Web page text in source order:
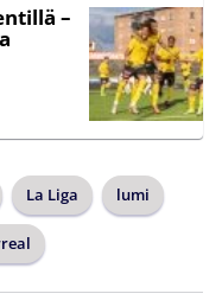
–
La Liga lumi